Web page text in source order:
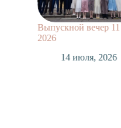
Выпускной вечер 11
2026
14 июля, 2026